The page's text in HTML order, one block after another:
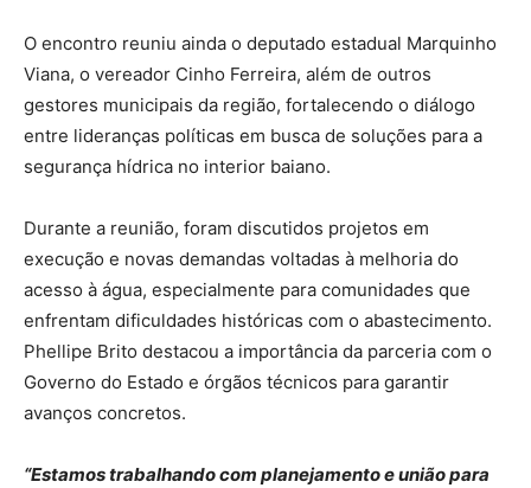
O encontro reuniu ainda o deputado estadual Marquinho
Viana, o vereador Cinho Ferreira, além de outros
gestores municipais da região, fortalecendo o diálogo
entre lideranças políticas em busca de soluções para a
segurança hídrica no interior baiano.
Durante a reunião, foram discutidos projetos em
execução e novas demandas voltadas à melhoria do
acesso à água, especialmente para comunidades que
enfrentam dificuldades históricas com o abastecimento.
Phellipe Brito destacou a importância da parceria com o
Governo do Estado e órgãos técnicos para garantir
avanços concretos.
“Estamos trabalhando com planejamento e união para